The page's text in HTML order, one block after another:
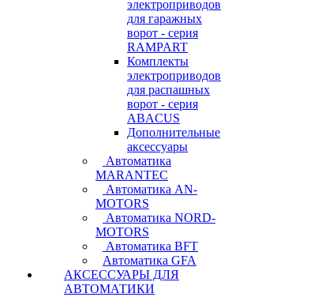
электроприводов
для гаражных
ворот - серия
RAMPART
Комплекты
электроприводов
для распашных
ворот - серия
ABACUS
Дополнительные
аксессуары
Автоматика
MARANTEC
Автоматика AN-
MOTORS
Автоматика NORD-
MOTORS
Автоматика BFT
Автоматика GFA
АКСЕССУАРЫ ДЛЯ
АВТОМАТИКИ